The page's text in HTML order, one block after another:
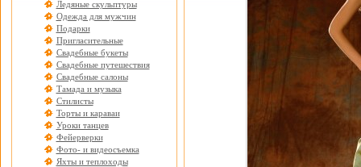
Ледяные скульптуры
Одежда для мужчин
Подарки
Пригласительные
Свадебные букеты
Свадебные путешествия
Свадебные салоны
Тамада и музыка
Стилисты
Торты и караваи
Уроки танцев
Фейерверки
Фото- и видеосъемка
Яхты и теплоходы